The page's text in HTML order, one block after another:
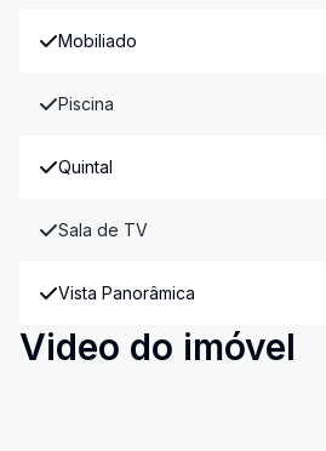
Mobiliado
Piscina
Quintal
Sala de TV
Vista Panorâmica
Video do imóvel